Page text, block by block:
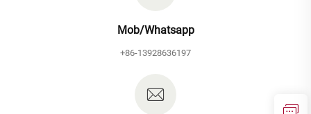
Mob/Whatsapp
+86-13928636197